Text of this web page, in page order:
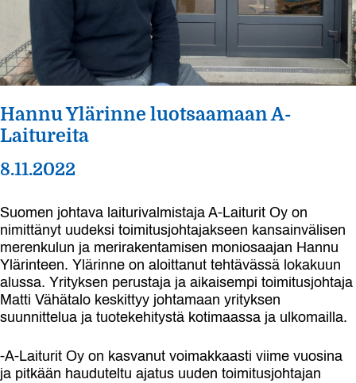
Hannu Ylärinne luotsaamaan A-
Laitureita
8.11.2022
Suomen johtava laiturivalmistaja A-Laiturit Oy on
nimittänyt uudeksi toimitusjohtajakseen kansainvälisen
merenkulun ja merirakentamisen moniosaajan Hannu
Ylärinteen. Ylärinne on aloittanut tehtävässä lokakuun
alussa. Yrityksen perustaja ja aikaisempi toimitusjohtaja
Matti Vähätalo keskittyy johtamaan yrityksen
suunnittelua ja tuotekehitystä kotimaassa ja ulkomailla.
-A-Laiturit Oy on kasvanut voimakkaasti viime vuosina
ja pitkään hauduteltu ajatus uuden toimitusjohtajan